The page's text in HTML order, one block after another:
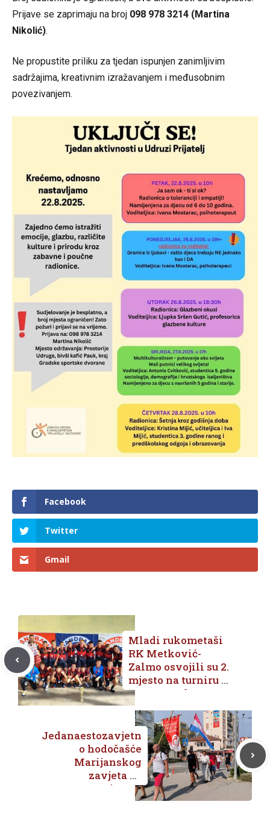
Prijave se zaprimaju na broj 098 978 3214 (Martina
Nikolić).
Ne propustite priliku za tjedan ispunjen zanimljivim
sadržajima, kreativnim izražavanjem i međusobnim
povezivanjem.
Facebook
Twitter
Gmail
Mladi rukometaši
RK Metković-
Zalmo osvojili su 2.
mjesto na turniru u
Novom Sadu
Jedanaestozavjetn
o hodočašće
Marijanskog
zavjeta za
Domovinu uz
relikvije bl.